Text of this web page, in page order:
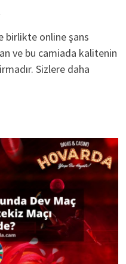
birlikte online şans
ve bu camiada kalitenin
Sizlere daha